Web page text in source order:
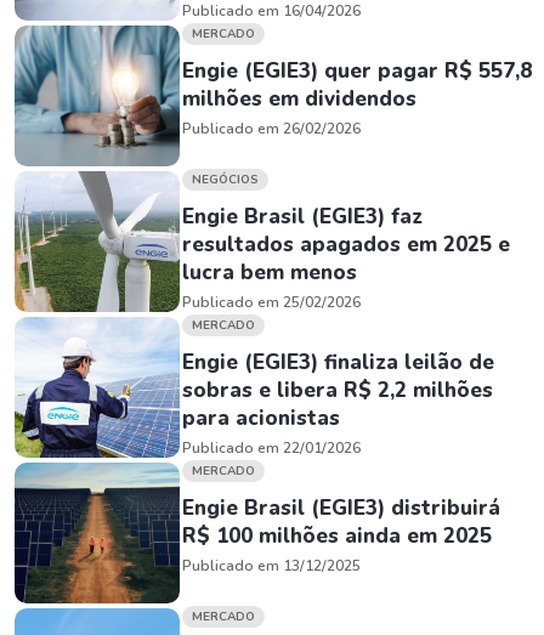
Publicado em 16/04/2026
MERCADO
Engie (EGIE3) quer pagar R$ 557,8
milhões em dividendos
Publicado em 26/02/2026
NEGÓCIOS
Engie Brasil (EGIE3) faz
resultados apagados em 2025 e
lucra bem menos
Publicado em 25/02/2026
MERCADO
Engie (EGIE3) finaliza leilão de
sobras e libera R$ 2,2 milhões
para acionistas
Publicado em 22/01/2026
MERCADO
Engie Brasil (EGIE3) distribuirá
R$ 100 milhões ainda em 2025
Publicado em 13/12/2025
MERCADO